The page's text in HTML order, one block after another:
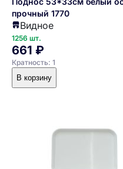
прочный 1770
Видное
1256 шт.
661 ₽
Кратность: 1
В корзину